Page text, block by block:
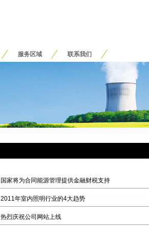
服务区域 联系我们
国家将为合同能源管理提供金融财税支持
2011年室内照明行业的4大趋势
热烈庆祝公司网站上线